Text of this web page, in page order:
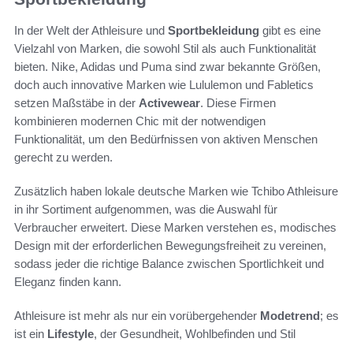
In der Welt der Athleisure und Sportbekleidung gibt es eine
Vielzahl von Marken, die sowohl Stil als auch Funktionalität
bieten. Nike, Adidas und Puma sind zwar bekannte Größen,
doch auch innovative Marken wie Lululemon und Fabletics
setzen Maßstäbe in der Activewear. Diese Firmen
kombinieren modernen Chic mit der notwendigen
Funktionalität, um den Bedürfnissen von aktiven Menschen
gerecht zu werden.
Zusätzlich haben lokale deutsche Marken wie Tchibo Athleisure
in ihr Sortiment aufgenommen, was die Auswahl für
Verbraucher erweitert. Diese Marken verstehen es, modisches
Design mit der erforderlichen Bewegungsfreiheit zu vereinen,
sodass jeder die richtige Balance zwischen Sportlichkeit und
Eleganz finden kann.
Athleisure ist mehr als nur ein vorübergehender Modetrend; es
ist ein Lifestyle, der Gesundheit, Wohlbefinden und Stil